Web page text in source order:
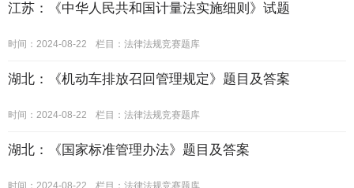
江苏：《中华人民共和国计量法实施细则》试题
时间：2024-08-22 栏目： 法律法规竞赛题库
湖北：《机动车排放召回管理规定》题目及答案
时间：2024-08-22 栏目： 法律法规竞赛题库
湖北：《国家标准管理办法》题目及答案
时间：2024-08-22 栏目： 法律法规竞赛题库